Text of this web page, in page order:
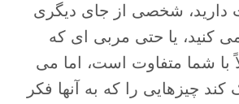
دارید، شخصی از جای دیگری
کنید، یا حتی مربی ای که
شما متفاوت است، اما می
چیزهایی را که به آنها فکر